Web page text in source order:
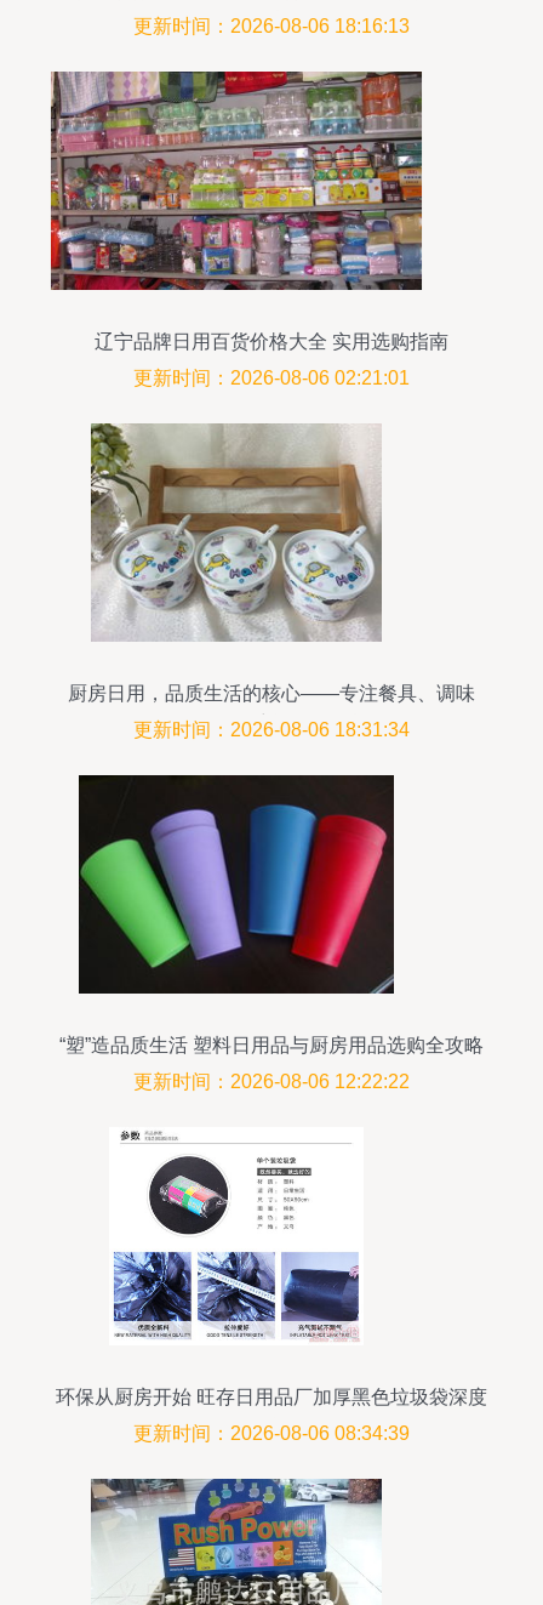
日用百货报价
更新时间：2026-08-06 18:16:13
辽宁品牌日用百货价格大全 实用选购指南
更新时间：2026-08-06 02:21:01
厨房日用，品质生活的核心——专注餐具、调味
罐、保鲜碗等日用百货
更新时间：2026-08-06 18:31:34
“塑”造品质生活 塑料日用品与厨房用品选购全攻略
更新时间：2026-08-06 12:22:22
环保从厨房开始 旺存日用品厂加厚黑色垃圾袋深度
测评
更新时间：2026-08-06 08:34:39